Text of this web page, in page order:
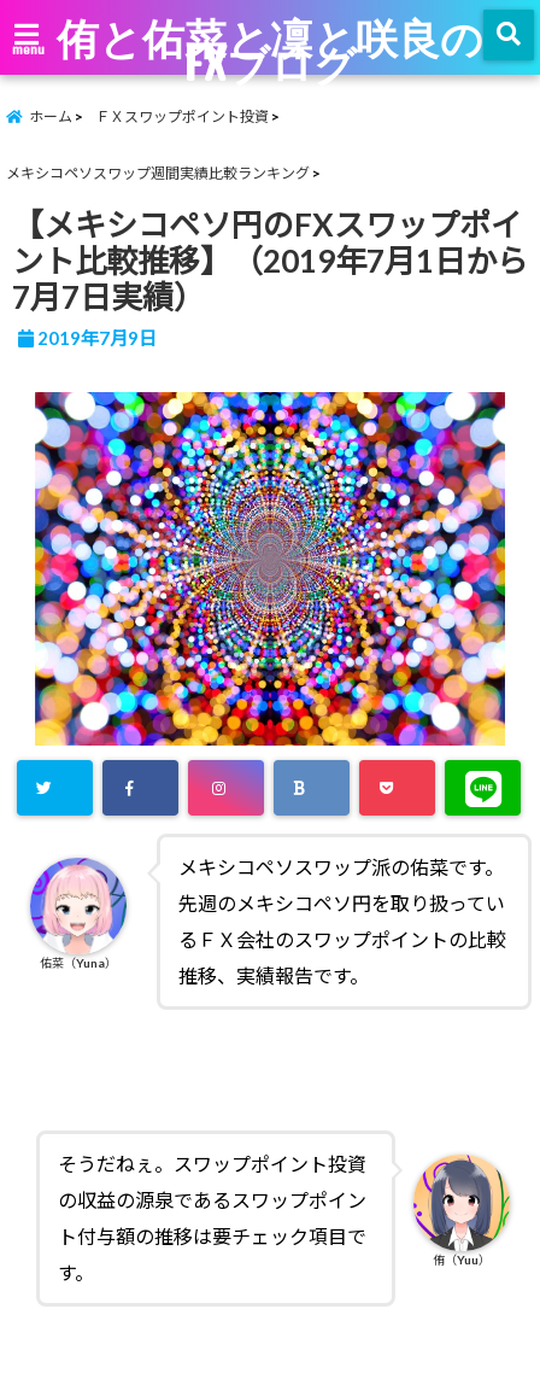
menu 侑と佑菜と凜と咲良の
FXブログ
ホーム ＦＸスワップポイント投資
メキシコペソスワップ週間実績比較ランキング
【メキシコペソ円のFXスワップポイ
ント比較推移】（2019年7月1日から
7月7日実績）
2019年7月9日
メキシコペソスワップ派の佑菜です。
先週のメキシコペソ円を取り扱ってい
るＦＸ会社のスワップポイントの比較
推移、実績報告です。
佑菜（Yuna）
そうだねぇ。スワップポイント投資
の収益の源泉であるスワップポイン
ト付与額の推移は要チェック項目で
す。
侑（Yuu）